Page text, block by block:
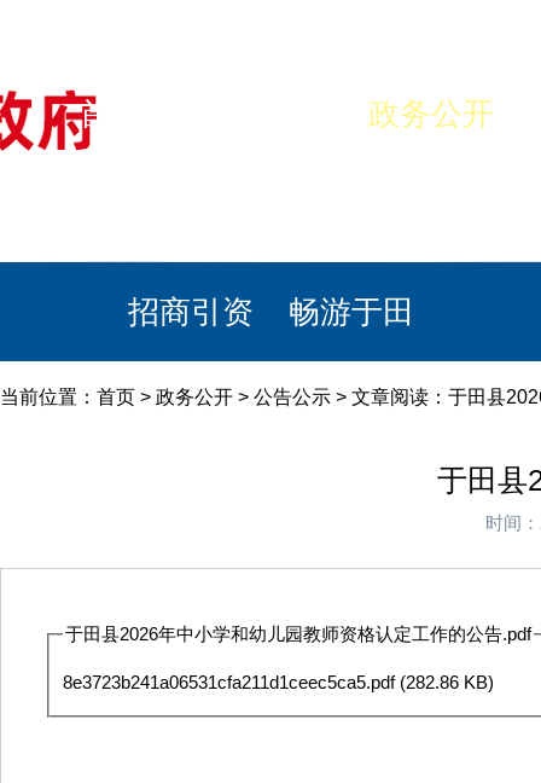
首页 政务公开
招商引资 畅游于田
当前位置： 首页 > 政务公开 > 公告公示 > 文章阅读：于田县
于田县
时间
于田县2026年中小学和幼儿园教师资格认定工作的公告.pdf
8e3723b241a06531cfa211d1ceec5ca5.pdf(282.86 KB)